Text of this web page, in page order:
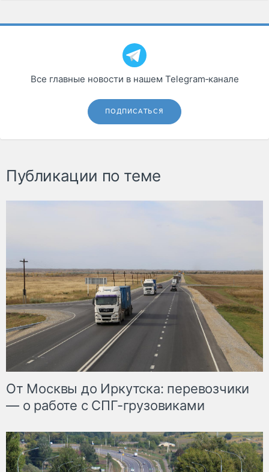
Все главные новости в нашем Telegram‑канале
ПОДПИСАТЬСЯ
Публикации по теме
От Москвы до Иркутска: перевозчики
— о работе с СПГ-грузовиками